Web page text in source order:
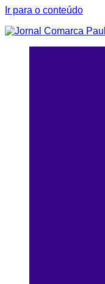
Ir para o conteúdo